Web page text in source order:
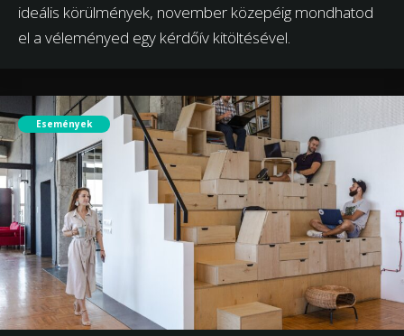
ideális körülmények, november közepéig mondhatod
el a véleményed egy kérdőív kitöltésével.
Események